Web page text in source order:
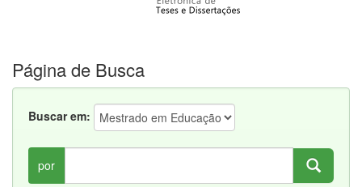
Página de Busca
Buscar em:
por